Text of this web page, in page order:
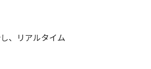
、リアルタイム